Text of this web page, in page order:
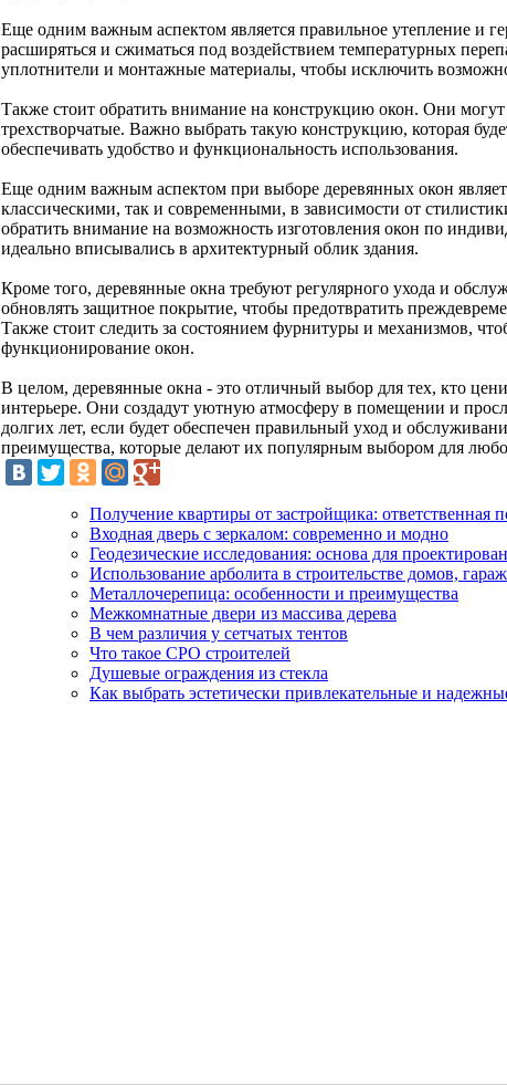
Еще одним важным аспектом является правильное утепление и
расширяться и сжиматься под воздействием температурных
уплотнители и монтажные материалы, чтобы исключить
Также стоит обратить внимание на конструкцию окон. Они
трехстворчатые. Важно выбрать такую конструкцию, которая
обеспечивать удобство и функциональность использования.
Еще одним важным аспектом при выборе деревянных окон
классическими, так и современными, в зависимости от
обратить внимание на возможность изготовления окон по
идеально вписывались в архитектурный облик здания.
Кроме того, деревянные окна требуют регулярного ухода и
обновлять защитное покрытие, чтобы предотвратить
Также стоит следить за состоянием фурнитуры и механизмов,
функционирование окон.
В целом, деревянные окна - это отличный выбор для тех, кто
интерьере. Они создадут уютную атмосферу в помещении и
долгих лет, если будет обеспечен правильный уход и
преимущества, которые делают их популярным выбором для
Получение квартиры от застройщика: ответственная
Входная дверь с зеркалом: современно и модно
Геодезические исследования: основа для
Использование арболита в строительстве домов,
Металлочерепица: особенности и преимущества
Межкомнатные двери из массива дерева
В чем различия у сетчатых тентов
Что такое СРО строителей
Душевые ограждения из стекла
Как выбрать эстетически привлекательные и